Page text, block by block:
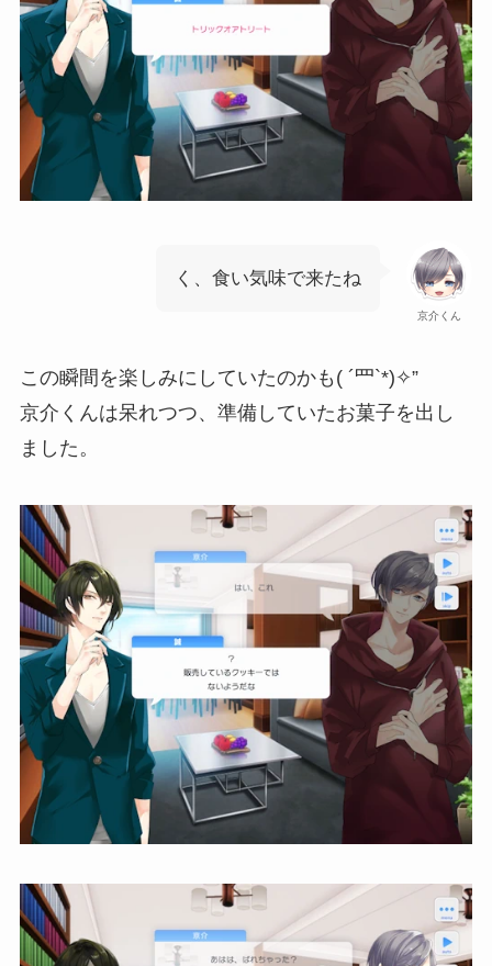
京介くん
く、食い気味で来たね
この瞬間を楽しみにしていたのかも( ´罒`*)✧”
京介くんは呆れつつ、準備していたお菓子を出し
ました。